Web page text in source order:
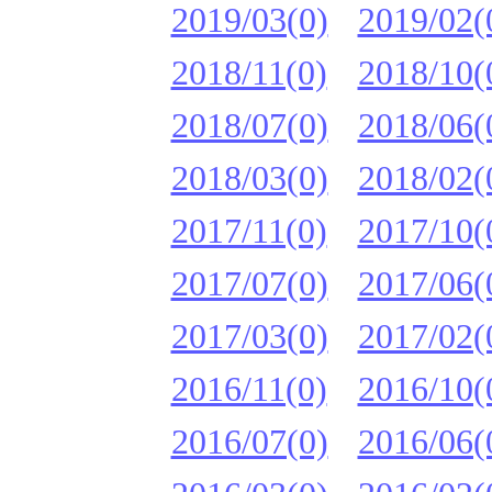
2019/03(0)
2019/
2018/11(0)
2018/
2018/07(0)
2018/
2018/03(0)
2018/
2017/11(0)
2017/
2017/07(0)
2017/
2017/03(0)
2017/
2016/11(0)
2016/
2016/07(0)
2016/